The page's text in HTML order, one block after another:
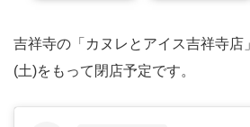
吉祥寺の「カヌレとアイス吉祥寺店
(土)をもって閉店予定です。